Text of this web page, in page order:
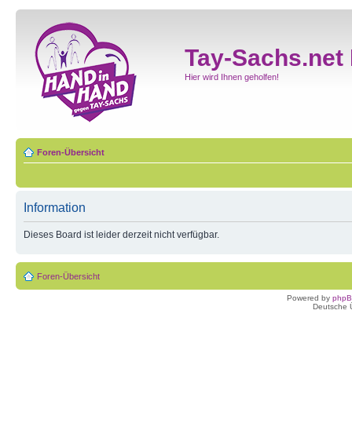
Tay-Sachs.net
Hier wird Ihnen geholfen!
Foren-Übersicht
Information
Dieses Board ist leider derzeit nicht verfügbar.
Foren-Übersicht
Powered by
Deutsche